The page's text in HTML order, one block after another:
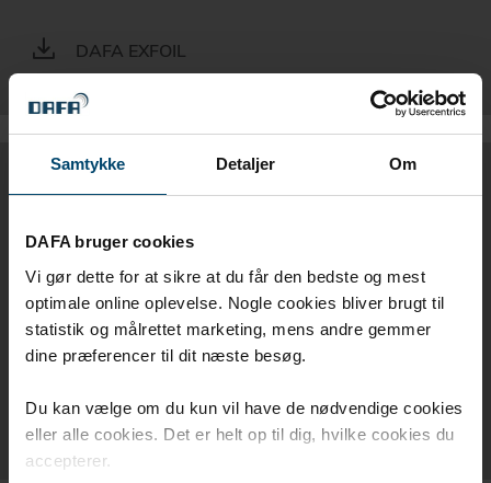
Samtykke Detaljer Om
DAFA bruger cookies
Vi gør dette for at sikre at du får den bedste og mest
optimale online oplevelse. Nogle cookies bliver brugt til
statistik og målrettet marketing, mens andre gemmer
dine præferencer til dit næste besøg.
Du kan vælge om du kun vil have de nødvendige cookies
eller alle cookies. Det er helt op til dig, hvilke cookies du
accepterer.
DAFA EXFOIL
PRODUKTBLAD
DAFA EXFOIL - EN
DAFA EXFOIL - NO
DAFA EXFOIL - SE